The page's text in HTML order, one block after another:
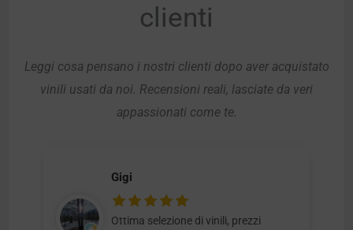
clienti
Leggi cosa pensano i nostri clienti dopo aver acquistato
vinili usati da noi. Recensioni reali, lasciate da veri
appassionati come te.
Gigi
Ottima selezione di vinili, prezzi